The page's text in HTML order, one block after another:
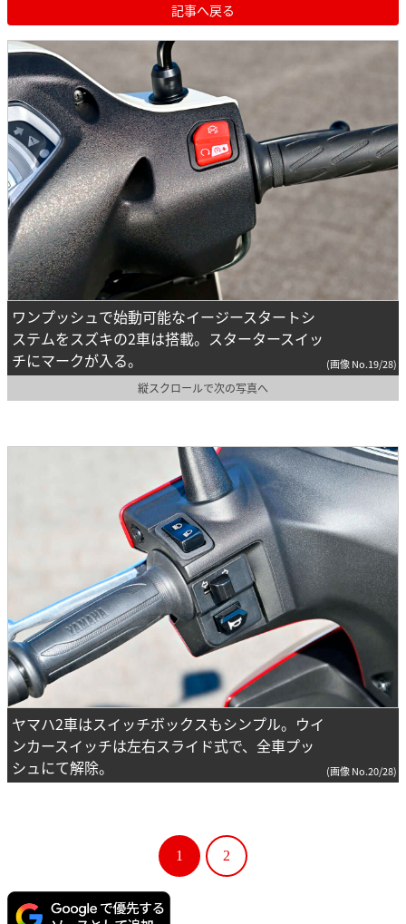
記事へ戻る
ワンプッシュで始動可能なイージースタートシ
ステムをスズキの2車は搭載。スタータースイッ
チにマークが入る。
(画像 No.19/28)
縦スクロールで次の写真へ
ヤマハ2車はスイッチボックスもシンプル。ウイ
ンカースイッチは左右スライド式で、全車プッ
シュにて解除。
(画像 No.20/28)
1 2